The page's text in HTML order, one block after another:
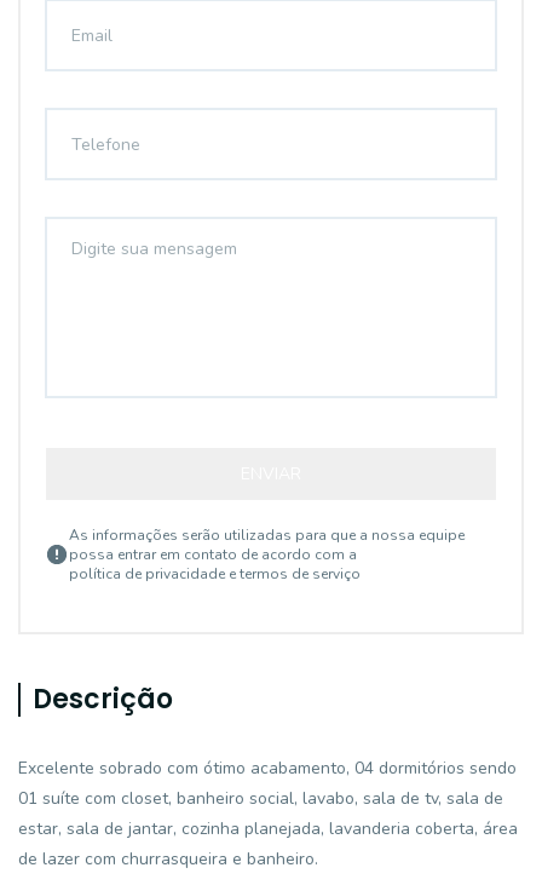
As informações serão utilizadas para que a nossa equipe
possa entrar em contato de acordo com a
política de privacidade e termos de serviço
Descrição
Excelente sobrado com ótimo acabamento, 04 dormitórios sendo
01 suíte com closet, banheiro social, lavabo, sala de tv, sala de
estar, sala de jantar, cozinha planejada, lavanderia coberta, área
de lazer com churrasqueira e banheiro.